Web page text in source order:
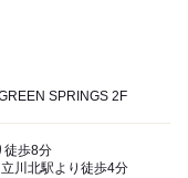
SPRINGS 2F
徒歩8分
川北駅より徒歩4分